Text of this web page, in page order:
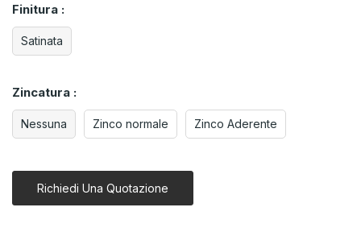
Finitura :
Satinata
Zincatura :
Nessuna Zinco normale Zinco Aderente
Richiedi Una Quotazione